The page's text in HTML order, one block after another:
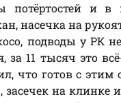
потёртостей и в
насечка на
подводы у РК
за 11 тысяч это
что готов с
засечек на клинке